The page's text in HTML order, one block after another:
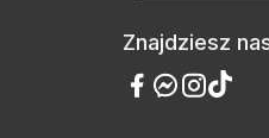
Znajdziesz